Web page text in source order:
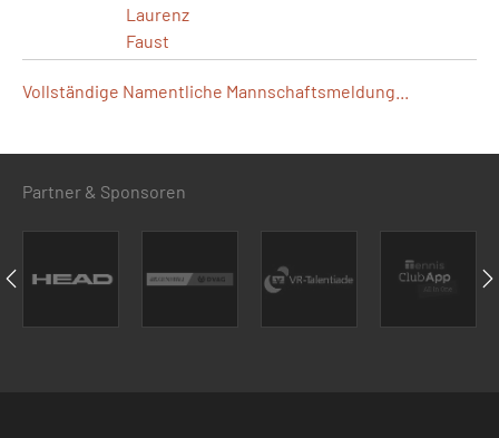
Laurenz
Faust
Vollständige Namentliche Mannschaftsmeldung...
Partner & Sponsoren